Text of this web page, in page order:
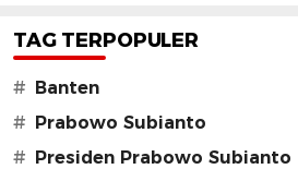
TAG TERPOPULER
# Banten
# Prabowo Subianto
# Presiden Prabowo Subianto